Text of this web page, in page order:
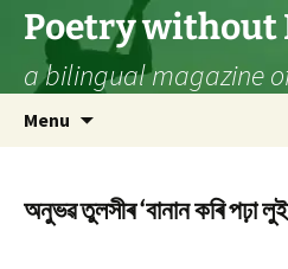
Skip
content
Poetry without
a bilingual magazine
Menu
অনুভৱ তুলসীৰ ‘বানান কৰি পঢ়া